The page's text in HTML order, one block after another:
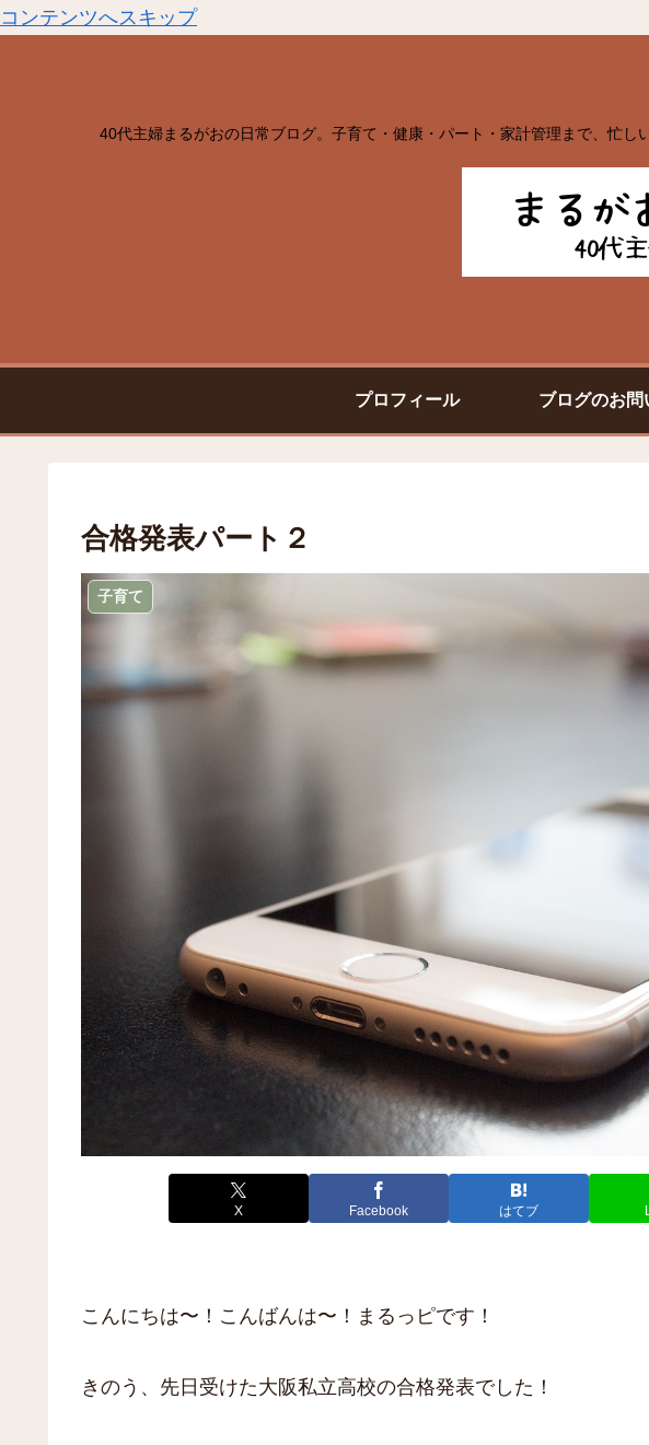
コンテンツへスキップ
40代主婦まるがおの日常ブログ。子育て・健康・パート・家計管理まで、忙
プロフィール ブログのお問
合格発表パート２
子育て
X Facebook はてブ
こんにちは〜！こんばんは〜！まるっピです！
きのう、先日受けた大阪私立高校の合格発表でした！